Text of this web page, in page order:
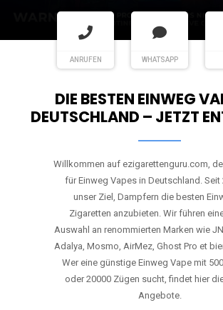
ANRUFEN WHATSAPP
DIE BESTEN EINWEG
DEUTSCHLAND – JETZT
Willkommen auf ezigarettenguru.com,
für Einweg Vapes in Deutschland. Seit
unser Ziel, Dampfern die besten
Zigaretten anzubieten. Wir führen
Auswahl an renommierten Marken wie
Adalya, Mosmo, AirMez, Ghost Pro et
Wer eine günstige Einweg Vape mit
oder 20000 Zügen sucht, findet hier
Angebote.